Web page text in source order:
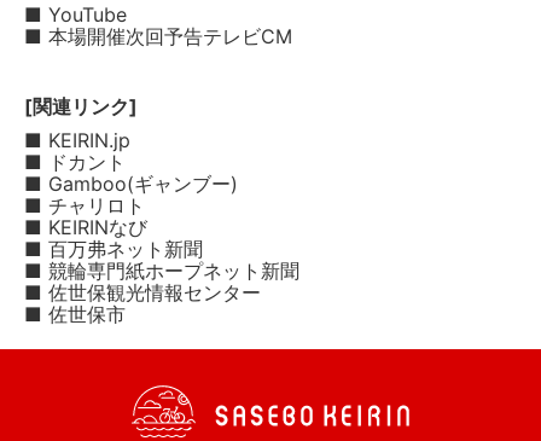
■ YouTube
■ 本場開催次回予告テレビCM
[関連リンク]
■ KEIRIN.jp
■ ドカント
■ Gamboo(ギャンブー)
■ チャリロト
■ KEIRINなび
■ 百万弗ネット新聞
■ 競輪専門紙ホープネット新聞
■ 佐世保観光情報センター
■ 佐世保市